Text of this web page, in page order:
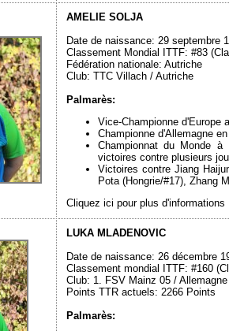
AMELIE SOLJA
Date de naissance: 29 septembre
Classement Mondial ITTF: #83
Fédération nationale: Autriche
Club: TTC Villach / Autriche
Palmarès:
Vice-Championne d'Europe
Championne d'Allemagne
Championnat du Monde
victoires contre plusieurs
Victoires contre Jiang
Pota (Hongrie/#17), Zhang
Cliquez ici pour plus d'informations
LUKA MLADENOVIC
Date de naissance: 26 décembre
Classement mondial ITTF: #160
Club: 1. FSV Mainz 05 / Allemagne
Points TTR actuels: 2266 Points
Palmarès: